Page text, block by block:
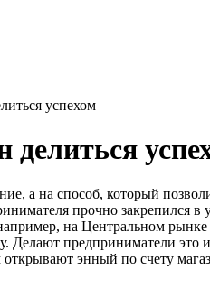
успехом
а на способ, который
прочно
на Центральном
Делают предприниматели
энный по счету